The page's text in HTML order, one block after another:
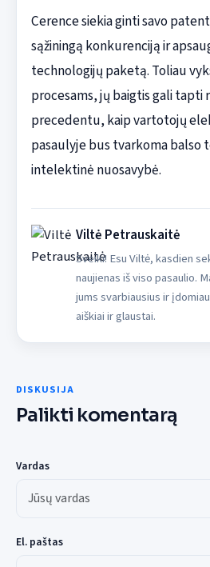
Cerence siekia ginti savo
sąžiningą konkurenciją ir
technologijų paketą. Toliau
procesams, jų baigtis gali tapti
precedentu, kaip vartotojų
pasaulyje bus tvarkoma balso
intelektinė nuosavybė.
Viltė Petrauskaitė
Sveiki! Esu Viltė, kasdien
naujienas iš viso pasaulio.
jums svarbiausius ir
aiškiai ir glaustai.
DISKUSIJA
Palikti komentarą
Vardas
El. paštas